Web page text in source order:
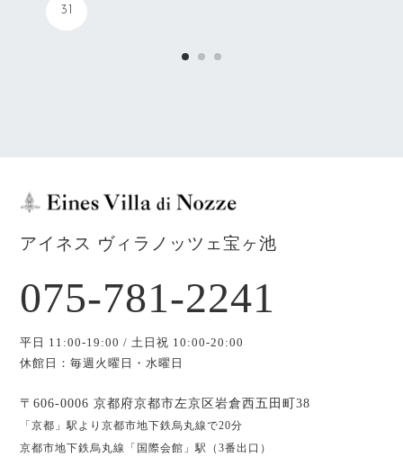
31
アイネス ヴィラノッツェ宝ヶ池
075-781-2241
平日 11:00-19:00 / 土日祝 10:00-20:00
休館日：毎週火曜日・水曜日
〒606-0006 京都府京都市左京区岩倉西五田町38
「京都」駅より京都市地下鉄烏丸線で20分
京都市地下鉄烏丸線「国際会館」駅（3番出口）